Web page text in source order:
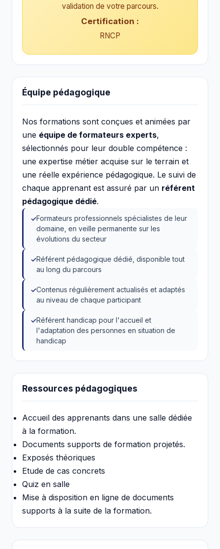
validation de votre parcours.
Certification :
RNCP
Équipe pédagogique
Nos formations sont conçues et animées par
une équipe de formateurs experts,
sélectionnés pour leur double compétence :
une expertise métier acquise sur le terrain et
une réelle expérience pédagogique. Le suivi de
chaque apprenant est assuré par un référent
pédagogique dédié.
Formateurs professionnels spécialistes de leur
domaine, en veille permanente sur les
évolutions du secteur
Référent pédagogique dédié, disponible tout
au long du parcours
Contenus régulièrement actualisés et adaptés
au niveau de chaque participant
Référent handicap pour l'accueil et
l'adaptation des personnes en situation de
handicap
Ressources pédagogiques
Accueil des apprenants dans une salle dédiée
à la formation.
Documents supports de formation projetés.
Exposés théoriques
Etude de cas concrets
Quiz en salle
Mise à disposition en ligne de documents
supports à la suite de la formation.